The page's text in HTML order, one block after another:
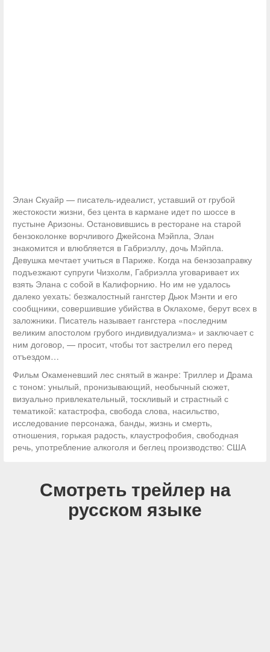
Элан Скуайр — писатель-идеалист, уставший от грубой
жестокости жизни, без цента в кармане идет по шоссе в
пустыне Аризоны. Остановившись в ресторане на старой
бензоколонке ворчливого Джейсона Мэйпла, Элан
знакомится и влюбляется в Габриэллу, дочь Мэйпла.
Девушка мечтает учиться в Париже. Когда на бензозаправку
подъезжают супруги Чизхолм, Габриэлла уговаривает их
взять Элана с собой в Калифорнию. Но им не удалось
далеко уехать: безжалостный гангстер Дьюк Мэнти и его
сообщники, совершившие убийства в Оклахоме, берут всех в
заложники. Писатель называет гангстера «последним
великим апостолом грубого индивидуализма» и заключает с
ним договор, — просит, чтобы тот застрелил его перед
отъездом…
Фильм Окаменевший лес снятый в жанре: Триллер и Драма
с тоном: унылый, пронизывающий, необычный сюжет,
визуально привлекательный, тоскливый и страстный с
тематикой: катастрофа, свобода слова, насильство,
исследование персонажа, банды, жизнь и смерть,
отношения, горькая радость, клаустрофобия, свободная
речь, употребление алкоголя и беглец производство: США
Смотреть трейлер на
русском языке